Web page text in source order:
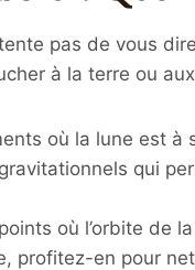
pas de vous
à la terre ou
où la lune est à
qui
où l’orbite de
profitez-en pour